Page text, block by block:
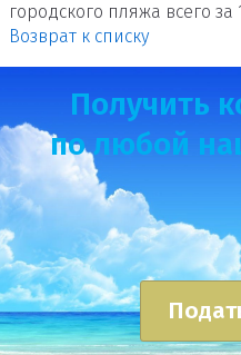
городского пляжа всего за
Возврат к списку
Получить
по любой